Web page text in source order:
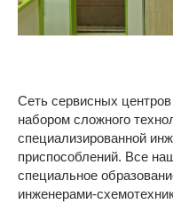
Сеть сервисных
набором сложного
специализированной
приспособлений. Все
специальное
инженерами-
Устройства Apple
Ноутбуки
Компьютеры
Игровые приставки О